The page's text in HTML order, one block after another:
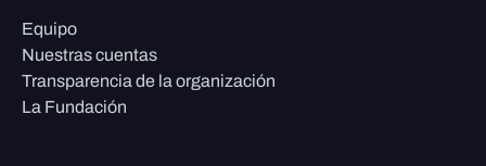
Equipo
Nuestras cuentas
Transparencia de la organización
La Fundación